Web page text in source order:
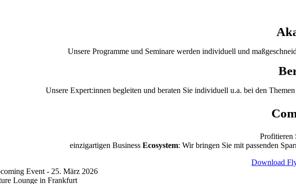
Unsere Programme und Seminare werden individuell und
Unsere Expert:innen begleiten und beraten Sie individuell u.a. bei den Themen
Profitieren
einzigartigen Business Ecosystem: Wir bringen Sie mit passenden
Download
Event - 25. März 2026
Lounge in Frankfurt